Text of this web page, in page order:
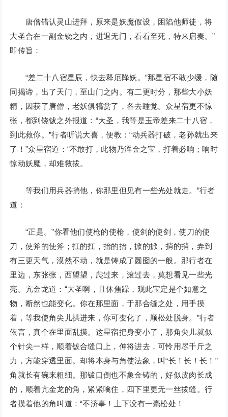
唐僧错认灵山进拜，原来是妖魔假设，困陷他师徒，将
大圣合在一副金铙之内，进退无门，看看至死，特来启奏。”
即传旨：
“差二十八宿星辰，快去释厄降妖。”那星宿不敢少缓，随
同揭谛，出了天门，至山门之内。有二更时分，那些大小妖
精，因获了唐僧，老妖俱犒赏了，各去睡觉。众星宿更不惊
张，都到铙钹之外报道：“大圣，我等是玉帝差来二十八宿，
到此救你。”行者听说大喜，便教：“动兵器打破，老孙就出来
了！”众星宿道：“不敢打，此物乃浑金之宝，打着必响；响时
惊动妖魔，却难救拔。
等我们用兵器捎他，你那里但见有一些光处就走。”行者
道：
“正是。”你看他们使枪的使枪，使剑的使剑，使刀的使
刀，使斧的使斧；扛的扛，抬的抬，掀的掀，捎的捎，弄到
有三更天气，漠然不动，就是铸成了囫囵的一般。那行者在
里边，东张张，西望望，爬过来，滚过去，莫想看见一些光
亮。亢金龙道：“大圣啊，且休焦躁，观此宝定是个如意之
物，断然也能变化。你在那里面，于那合缝之处，用手摸
着，等我使角尖儿拱进来，你可变化了，顺松处脱身。”行者
依言，真个在里面乱摸。这星宿把身变小了，那角尖儿就似
个针尖一样，顺着钹合缝口上，伸将进去，可怜用尽千斤之
力，方能穿透里面。却将本身与角使法象，叫“长！长！长！”
角就长有碗来粗细。那钹口倒也不象金铸的，好似皮肉长成
的，顺着亢金龙的角，紧紧噙住，四下里更无一丝拔缝。行
者摸着他的角叫道：“不济事！上下没有一毫松处！